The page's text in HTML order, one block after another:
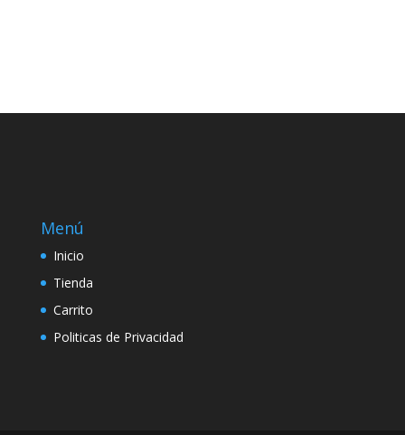
Menú
Inicio
Tienda
Carrito
Politicas de Privacidad